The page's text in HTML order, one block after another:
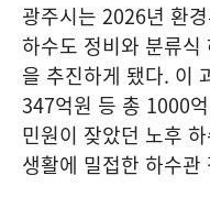
광주시는 2026년 환
하수도 정비와 분류
을 추진하게 됐다. 이
347억원 등 총 1000
민원이 잦았던 노후
생활에 밀접한 하수